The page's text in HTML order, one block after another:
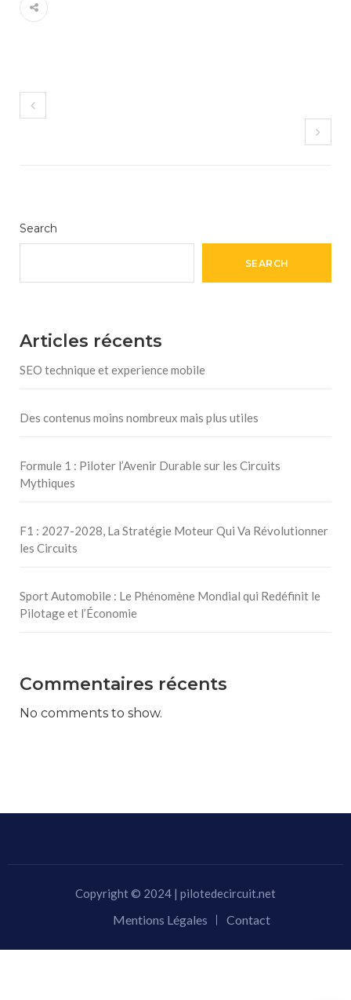
Search
SEARCH
Articles récents
SEO technique et experience mobile
Des contenus moins nombreux mais plus utiles
Formule 1 : Piloter l’Avenir Durable sur les Circuits
Mythiques
F1 : 2027-2028, La Stratégie Moteur Qui Va Révolutionner
les Circuits
Sport Automobile : Le Phénomène Mondial qui Redéfinit le
Pilotage et l’Économie
Commentaires récents
No comments to show.
Copyright © 2024 | pilotedecircuit.net
Mentions Légales Contact